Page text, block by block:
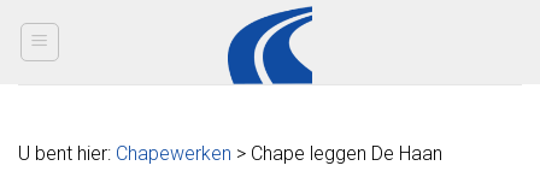
U bent hier: Chapewerken > Chape leggen De Haan